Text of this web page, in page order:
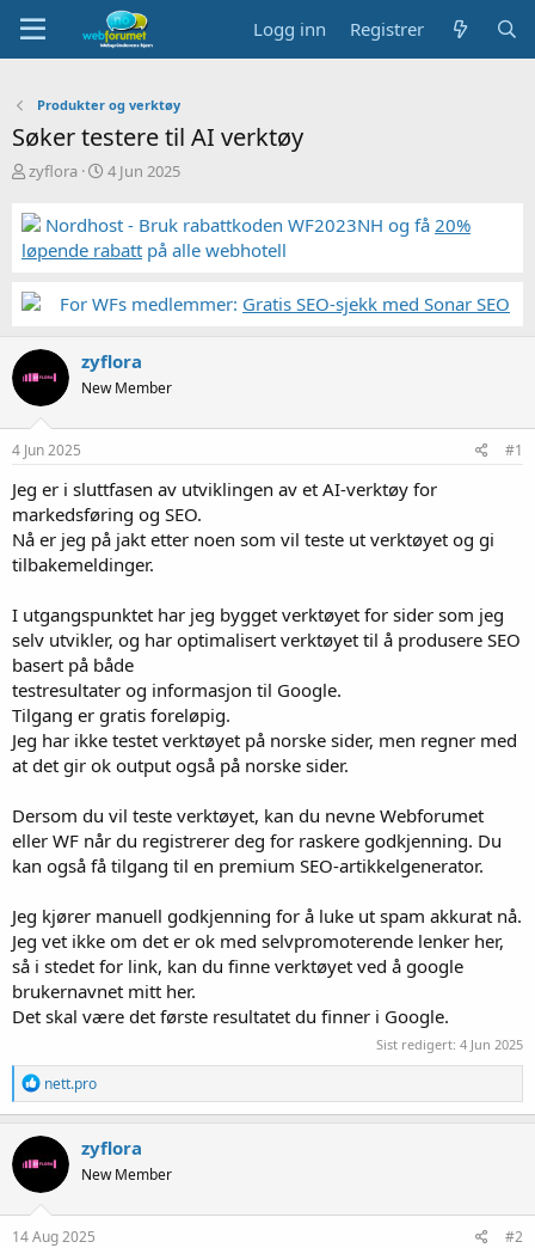
Logg inn Registrer
Produkter og verktøy
Søker testere til AI verktøy
T
å
d
s
a
r
zyflora
S
r
t
a
4 Jun 2025
Nordhost - Bruk rabattkoden WF2023NH og få 20%
løpende rabatt på alle webhotell
For WFs medlemmer: Gratis SEO-sjekk med Sonar SEO
zyflora
New Member
4 Jun 2025 #1
Jeg er i sluttfasen av utviklingen av et AI-verktøy for
markedsføring og SEO.
Nå er jeg på jakt etter noen som vil teste ut verktøyet og gi
tilbakemeldinger.
I utgangspunktet har jeg bygget verktøyet for sider som jeg
selv utvikler, og har optimalisert verktøyet til å produsere SEO
basert på både
testresultater og informasjon til Google.
Tilgang er gratis foreløpig.
Jeg har ikke testet verktøyet på norske sider, men regner med
at det gir ok output også på norske sider.
Dersom du vil teste verktøyet, kan du nevne Webforumet
eller WF når du registrerer deg for raskere godkjenning. Du
kan også få tilgang til en premium SEO-artikkelgenerator.
Jeg kjører manuell godkjenning for å luke ut spam akkurat nå.
Jeg vet ikke om det er ok med selvpromoterende lenker her,
så i stedet for link, kan du finne verktøyet ved å google
brukernavnet mitt her.
Det skal være det første resultatet du finner i Google.
Sist redigert: 4 Jun 2025
R
e
a
k
s
o
n
e
nett.pro
zyflora
New Member
14 Aug 2025 #2